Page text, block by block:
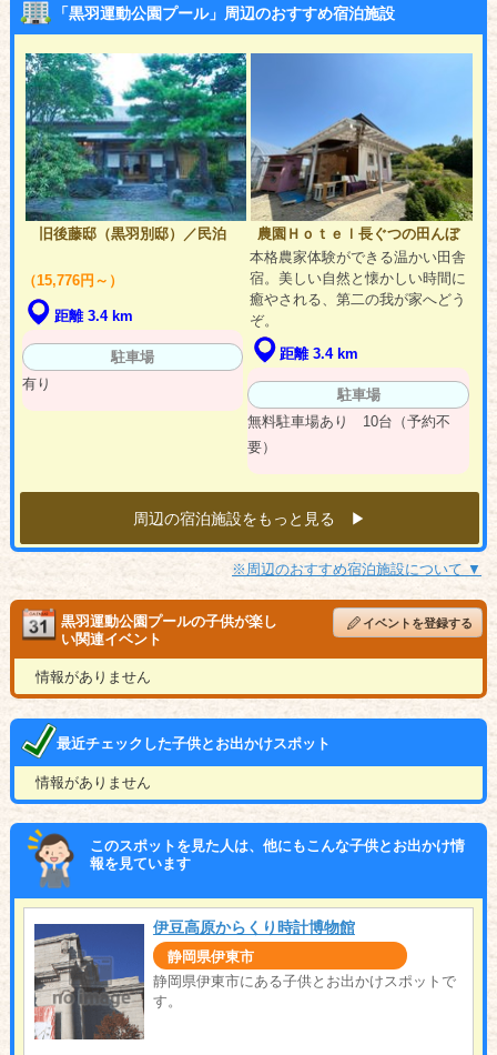
「黒羽運動公園プール」周辺のおすすめ宿泊施設
旧後藤邸（黒羽別邸）／民泊
（15,776円～）
距離 3.4 km
駐車場
有り
農園Ｈｏｔｅｌ長ぐつの田んぼ
本格農家体験ができる温かい田舎
宿。美しい自然と懐かしい時間に
癒やされる、第二の我が家へどう
ぞ。
距離 3.4 km
駐車場
無料駐車場あり 10台（予約不
要）
周辺の宿泊施設をもっと見る ▶︎
※周辺のおすすめ宿泊施設について ▼
黒羽運動公園プールの子供が楽し
い関連イベント
イベントを登録する
情報がありません
最近チェックした子供とお出かけスポット
情報がありません
このスポットを見た人は、他にもこんな子供とお出かけ情
報を見ています
伊豆高原からくり時計博物館
静岡県伊東市
静岡県伊東市にある子供とお出かけスポットで
す。